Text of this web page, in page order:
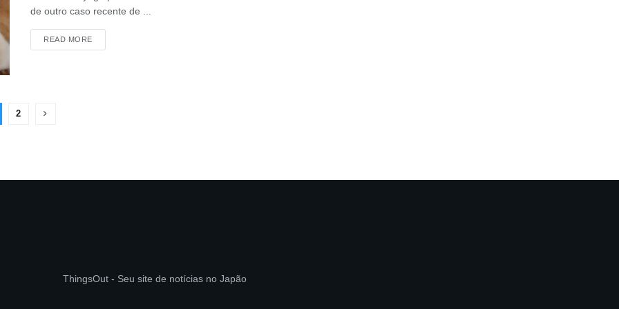
de outro caso recente de ...
READ MOREDETAILS
2
ThingsOut - Seu site de notícias no Japão